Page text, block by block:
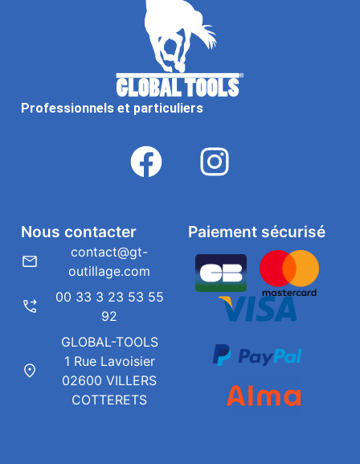
Professionnels et particuliers
Paiement sécurisé
Nous contacter
contact@gt-
outillage.com
00 33 3 23 53 55
92
GLOBAL-TOOLS
1 Rue Lavoisier
02600 VILLERS
COTTERETS